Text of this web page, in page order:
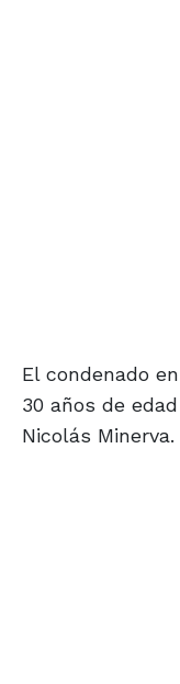
El condenado
30 años de
Nicolás Minerva.